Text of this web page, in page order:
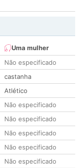
Uma mulher
Não especificado
castanha
Atlético
Não especificado
Não especificado
Não especificado
Não especificado
Não especificado